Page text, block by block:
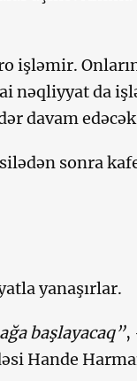
işləmir.
nəqliyyat da
davam
sonra
yanaşırlar.
başlayacaq”,
Hande